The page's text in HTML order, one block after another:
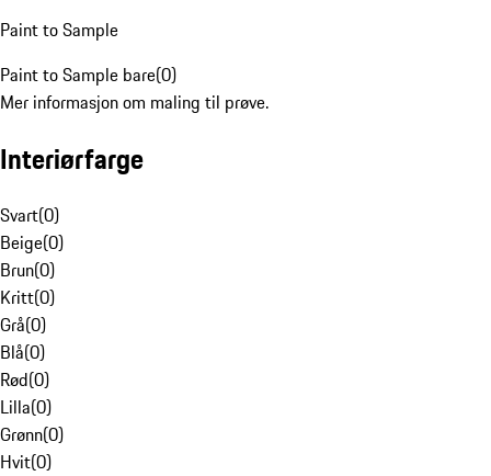
Paint to Sample
Paint to Sample bare(0)
Mer informasjon om maling til prøve.
Interiørfarge
Svart(0)
Beige(0)
Brun(0)
Kritt(0)
Grå(0)
Blå(0)
Rød(0)
Lilla(0)
Grønn(0)
Hvit(0)